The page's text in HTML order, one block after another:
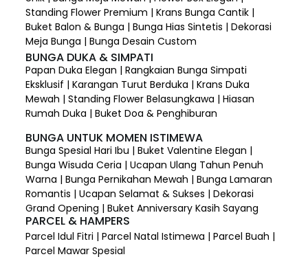
Standing Flower Premium | Krans Bunga Cantik |
Buket Balon & Bunga | Bunga Hias Sintetis | Dekorasi
Meja Bunga | Bunga Desain Custom
BUNGA DUKA & SIMPATI
Papan Duka Elegan | Rangkaian Bunga Simpati
Eksklusif | Karangan Turut Berduka | Krans Duka
Mewah | Standing Flower Belasungkawa | Hiasan
Rumah Duka | Buket Doa & Penghiburan
BUNGA UNTUK MOMEN ISTIMEWA
Bunga Spesial Hari Ibu | Buket Valentine Elegan |
Bunga Wisuda Ceria | Ucapan Ulang Tahun Penuh
Warna | Bunga Pernikahan Mewah | Bunga Lamaran
Romantis | Ucapan Selamat & Sukses | Dekorasi
Grand Opening | Buket Anniversary Kasih Sayang
PARCEL & HAMPERS
Parcel Idul Fitri | Parcel Natal Istimewa | Parcel Buah |
Parcel Mawar Spesial